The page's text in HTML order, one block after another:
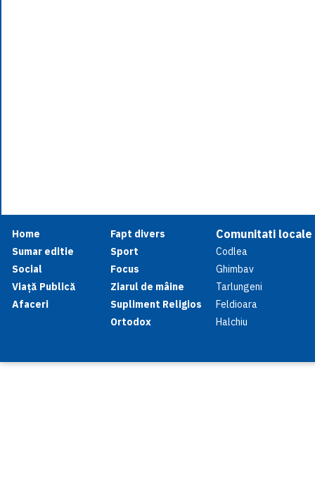
Home
Sumar editie
Social
Viață Publică
Afaceri
Fapt divers
Sport
Focus
Ziarul de mâine
Supliment Religios
Ortodox
Comunitati locale
Codlea
Ghimbav
Tarlungeni
Feldioara
Halchiu